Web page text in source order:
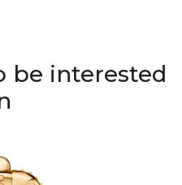
be interested